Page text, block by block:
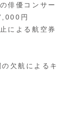
俳優コンサー
円
による航空券
欠航によるキ